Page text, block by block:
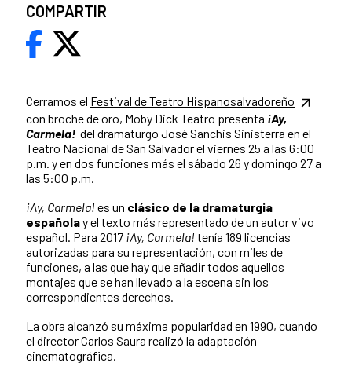
Cerramos el Festival de Teatro Hispanosalvadoreño
con broche de oro, Moby Dick Teatro presenta ¡Ay,
Carmela! del dramaturgo José Sanchis Sinisterra en el
Teatro Nacional de San Salvador el viernes 25 a las 6:00
p.m. y en dos funciones más el sábado 26 y domingo 27 a
las 5:00 p.m.
¡Ay, Carmela! es un clásico de la dramaturgia
españolay el texto más representado de un autor vivo
español. Para 2017 ¡Ay, Carmela! tenía 189 licencias
autorizadas para su representación, con miles de
funciones, a las que hay que añadir todos aquellos
montajes que se han llevado a la escena sin los
correspondientes derechos.
La obra alcanzó su máxima popularidad en 1990, cuando
el director Carlos Saura realizó la adaptación
cinematográfica.
COMPARTIR